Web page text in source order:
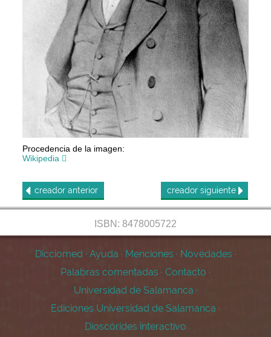
Procedencia de la imagen:
Wikipedia
creador anterior creador siguiente
ISBN: 8478005722
Dicciomed · Ayuda · Menciones · Novedades ·
Palabras comentadas · Contacto ·
Universidad de Salamanca ·
Ediciones Universidad de Salamanca ·
Dioscórides interactivo